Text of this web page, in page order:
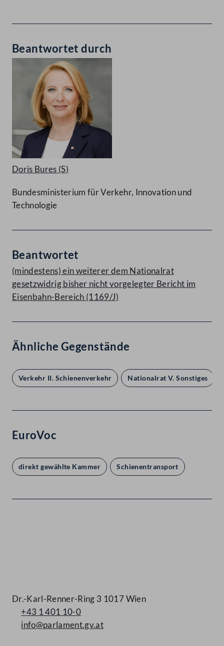
Beantwortet durch
Doris Bures (S)
Bundesministerium für Verkehr, Innovation und
Technologie
Beantwortet
(mindestens) ein weiterer dem Nationalrat
gesetzwidrig bisher nicht vorgelegter Bericht im
Eisenbahn-Bereich (1169/J)
Ähnliche Gegenstände
Verkehr II. Schienenverkehr Nationalrat V. Sonstiges
EuroVoc
direkt gewählte Kammer Schienentransport
Dr.-Karl-Renner-Ring 3 1017 Wien
+43 1 401 10-0
info@parlament.gv.at